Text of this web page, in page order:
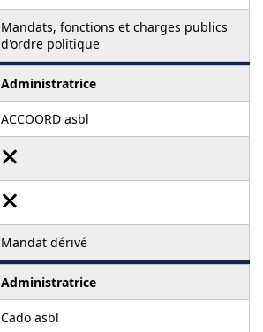
Mandats, fonctions et charges publics
d'ordre politique
Administratrice
ACCOORD asbl
Mandat dérivé
Administratrice
Cado asbl